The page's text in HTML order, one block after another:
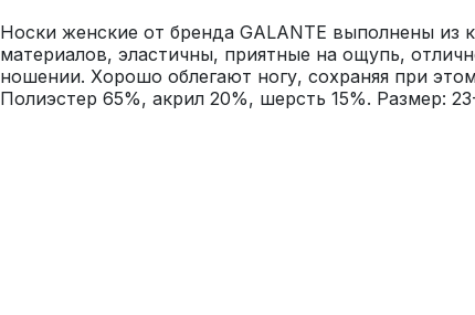
Носки женские от бренда GALANTE выполнены из
материалов, эластичны, приятные на ощупь,
ношении. Хорошо облегают ногу, сохраняя при
Полиэстер 65%, акрил 20%, шерсть 15%. Размер: